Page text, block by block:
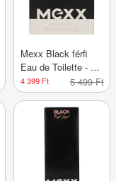
Mexx Black férfi
Eau de Toilette - 30
ml
4 399 Ft 5 499 Ft